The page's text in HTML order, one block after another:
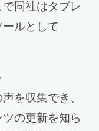
同社はタブレ
ルとして
を収集でき、
の更新を知ら